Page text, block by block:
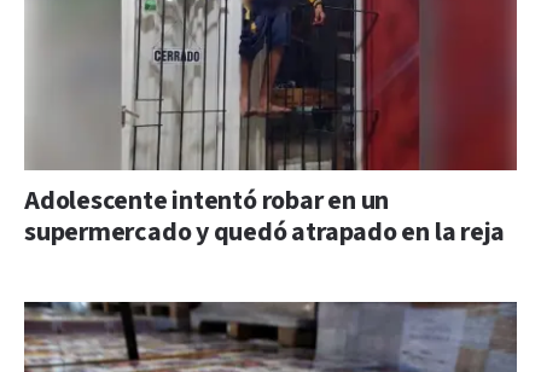
Adolescente intentó robar en un
supermercado y quedó atrapado en la reja